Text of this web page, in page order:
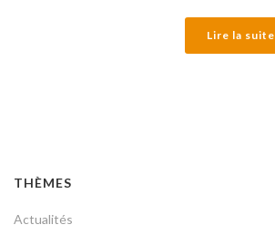
Lire la suite
THÈMES
Actualités